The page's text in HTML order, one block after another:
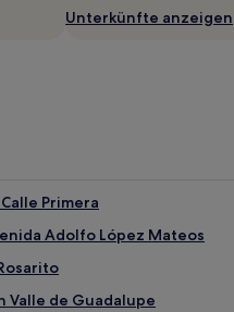
Unterkünfte anzeigen
Primera
Adolfo López Mateos
Valle de Guadalupe